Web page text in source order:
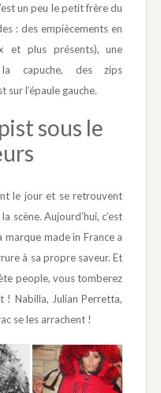
un peu le petit frère du
: des empiècements en
et plus présents), une
capuche, des zips
l’épaule gauche.
sous le
le jour et se retrouvent
scène. Aujourd’hui, c’est
made in France a
à sa propre saveur. Et
people, vous tomberez
! Nabilla, Julian Perretta,
se les arrachent !